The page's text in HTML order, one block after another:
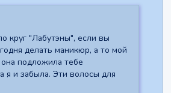
круг "Лабутэны", если вы
делать маникюр, а то мой
подложила тебе
я и забыла. Эти волосы для